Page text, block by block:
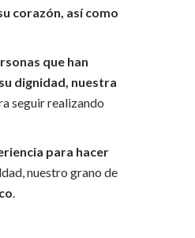
corazón, así como
que han
dignidad, nuestra
seguir realizando
para hacer
nuestro grano de
.